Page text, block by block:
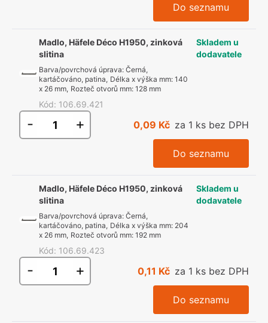
Do seznamu
Madlo, Häfele Déco H1950, zinková
slitina
Barva/povrchová úprava:Černá,
kartáčováno, patina, Délka x výška mm:140
x 26 mm, Rozteč otvorů mm:128 mm
Kód: 106.69.421
Skladem u
dodavatele
- + 0,09 Kč za 1 ks bez DPH
Do seznamu
Madlo, Häfele Déco H1950, zinková
slitina
Barva/povrchová úprava:Černá,
kartáčováno, patina, Délka x výška mm: 204
x 26 mm, Rozteč otvorů mm:192 mm
Kód: 106.69.423
Skladem u
dodavatele
- + 0,11 Kč za 1 ks bez DPH
Do seznamu